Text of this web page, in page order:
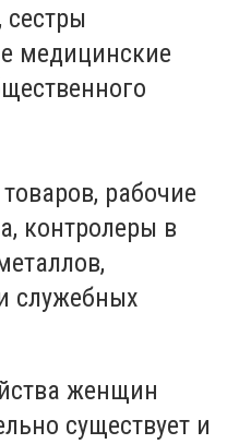
медицинские
рабочие
контролеры в
служебных
женщин
существует и